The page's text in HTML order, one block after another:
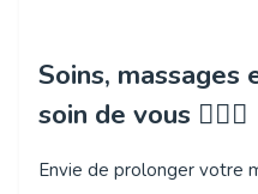
Soins, massages
soin de vous 💆‍♀️✨
Envie de prolonger votre